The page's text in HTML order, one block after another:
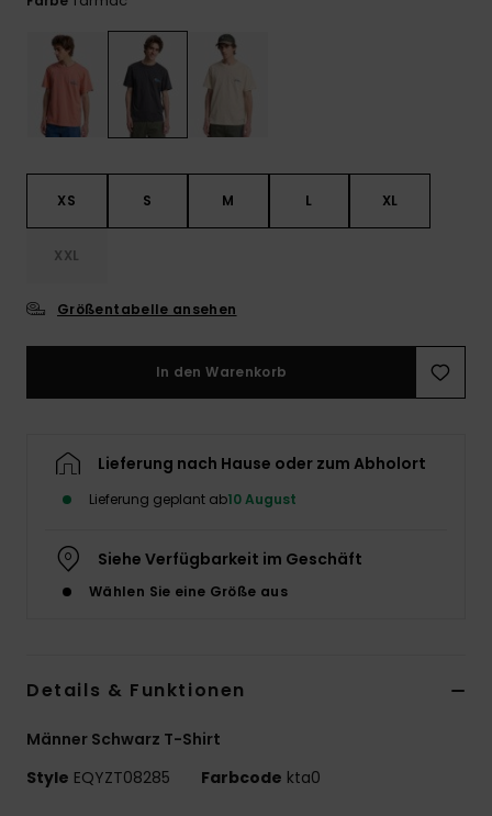
XS S M L XL
XXL
Größentabelle ansehen
In den Warenkorb
Lieferung nach Hause oder zum Abholort
Lieferung geplant ab10 August
Siehe Verfügbarkeit im Geschäft
Wählen Sie eine Größe aus
Details & Funktionen
Männer Schwarz T-Shirt
Style EQYZT08285 Farbcode kta0